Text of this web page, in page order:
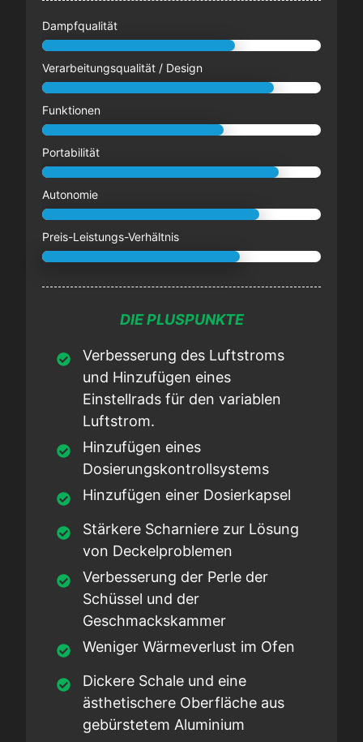
Dampfqualität
Verarbeitungsqualität / Design
Funktionen
Portabilität
Autonomie
Preis-Leistungs-Verhältnis
DIE PLUSPUNKTE
Verbesserung des Luftstroms
und Hinzufügen eines
Einstellrads für den variablen
Luftstrom.
Hinzufügen eines
Dosierungskontrollsystems
Hinzufügen einer Dosierkapsel
Stärkere Scharniere zur Lösung
von Deckelproblemen
Verbesserung der Perle der
Schüssel und der
Geschmackskammer
Weniger Wärmeverlust im Ofen
Dickere Schale und eine
ästhetischere Oberfläche aus
gebürstetem Aluminium